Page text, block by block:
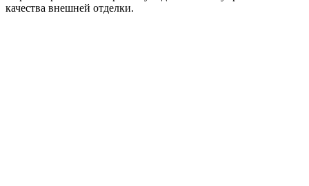
качества внешней отделки.